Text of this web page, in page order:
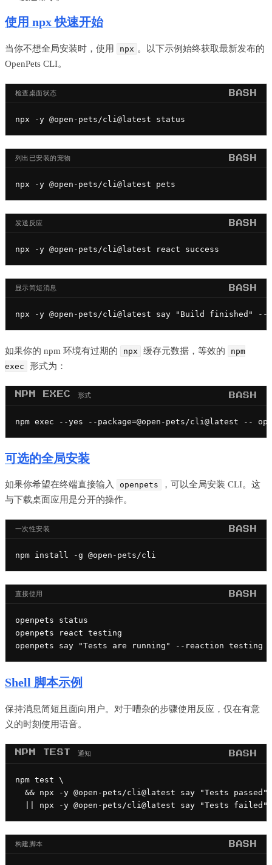
使用 npx 快速开始
当你不想全局安装时，使用 npx 。以下示例始终获取最新发布的
OpenPets CLI。
检查桌面状态 BASH
npx -y @open-pets/cli@latest status
列出已安装的宠物 BASH
npx -y @open-pets/cli@latest pets
发送反应 BASH
npx -y @open-pets/cli@latest react success
显示简短消息 BASH
npx -y @open-pets/cli@latest say "Build finished" --
如果你的 npm 环境有过期的 npx 缓存元数据，等效的
npm
exec
形式为：
NPM EXEC 形式 BASH
npm exec --yes --package=@open-pets/cli@latest --
可选的全局安装
如果你希望在终端直接输入 openpets
，可以全局安装 CLI。这
与下载桌面应用是分开的操作。
一次性安装 BASH
npm install -g @open-pets/cli
直接使用 BASH
openpets status
openpets react testing
openpets say "Tests are running" --reaction testing
Shell 脚本示例
保持消息简短且面向用户。对于嘈杂的步骤使用反应，仅在有意
义的时刻使用语音。
NPM TEST 通知 BASH
npm test \
&& npx -y @open-pets/cli@latest say "Tests passed"
|| npx -y @open-pets/cli@latest say "Tests failed"
构建脚本 BASH